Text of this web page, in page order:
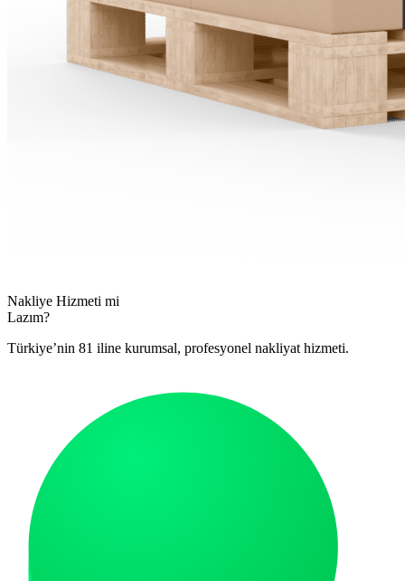
Nakliye Hizmeti mi
Lazım?
Türkiye’nin 81 iline kurumsal, profesyonel nakliyat hizmeti.